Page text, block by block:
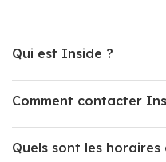
Qui est Inside ?
Comment contacter
Quels sont les